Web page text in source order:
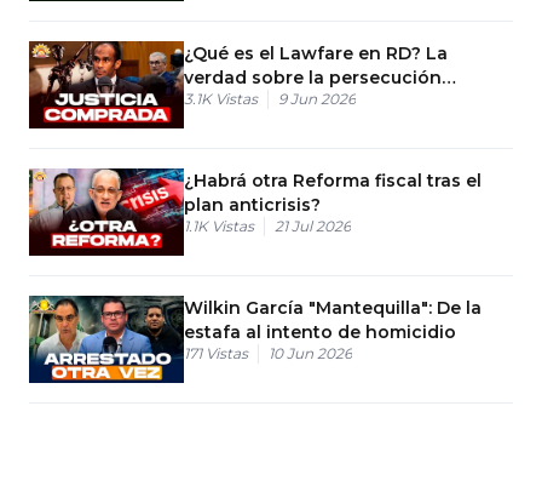
¿Qué es el Lawfare en RD? La
verdad sobre la persecución
política
3.1K Vistas 9 Jun 2026
¿Habrá otra Reforma fiscal tras el
plan anticrisis?
1.1K Vistas 21 Jul 2026
Wilkin García "Mantequilla": De la
estafa al intento de homicidio
171 Vistas 10 Jun 2026